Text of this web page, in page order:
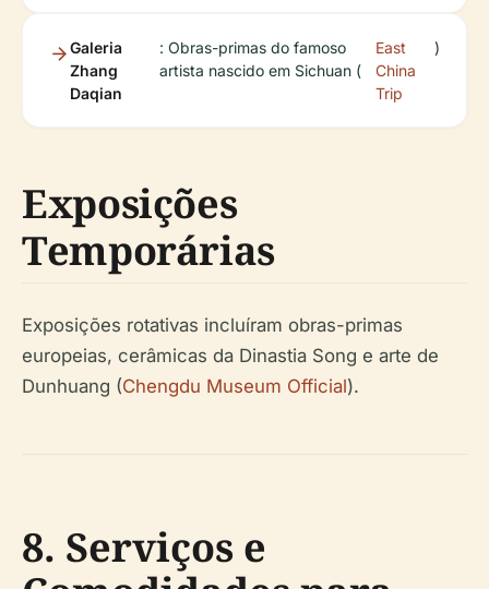
Galeria
Zhang
Daqian
: Obras-primas do famoso
artista nascido em Sichuan (
East
China
Trip
)
Exposições
Temporárias
Exposições rotativas incluíram obras-primas
europeias, cerâmicas da Dinastia Song e arte de
Dunhuang (Chengdu Museum Official).
8. Serviços e